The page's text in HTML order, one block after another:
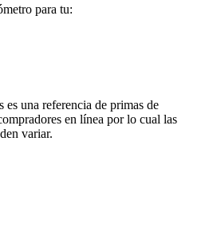
para tu:
una referencia de primas de
en línea por lo cual las
variar.